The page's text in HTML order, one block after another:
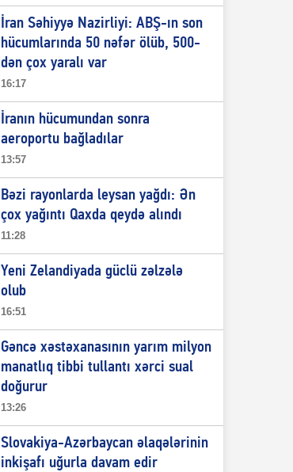
İran Səhiyyə Nazirliyi: ABŞ-ın son
hücumlarında 50 nəfər ölüb, 500-
dən çox yaralı var
16:17
İranın hücumundan sonra
aeroportu bağladılar
13:57
Bəzi rayonlarda leysan yağdı: Ən
çox yağıntı Qaxda qeydə alındı
11:28
Yeni Zelandiyada güclü zəlzələ
olub
16:51
Gəncə xəstəxanasının yarım milyon
manatlıq tibbi tullantı xərci sual
doğurur
13:26
Slovakiya-Azərbaycan əlaqələrinin
inkişafı uğurla davam edir